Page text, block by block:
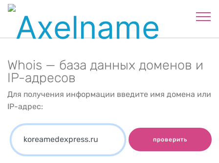
Whois — база данных доменов и
IP-адресов
Для получения информации введите имя домена или
IP-адрес:
проверить